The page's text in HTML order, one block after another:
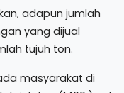
adapun jumlah
yang dijual
tujuh ton.
masyarakat di